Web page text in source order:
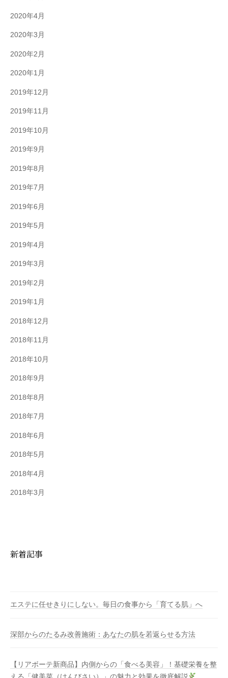
2020年4月
2020年3月
2020年2月
2020年1月
2019年12月
2019年11月
2019年10月
2019年9月
2019年8月
2019年7月
2019年6月
2019年5月
2019年4月
2019年3月
2019年2月
2019年1月
2018年12月
2018年11月
2018年10月
2018年9月
2018年8月
2018年7月
2018年6月
2018年5月
2018年4月
2018年3月
新着記事
エステに任せきりにしない。毎日の食事から「育てる肌」へ
深部からのたるみ改善施術：あなたの肌を若返らせる方法
【リアボーテ新商品】内側からの「食べる美容」！基礎栄養を整